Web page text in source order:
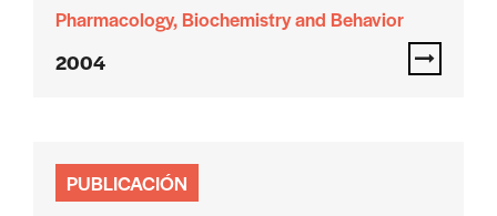
Pharmacology, Biochemistry and Behavior
2004
PUBLICACIÓN